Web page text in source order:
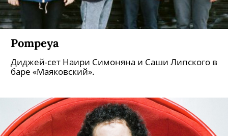
Pompeya
Диджей-сет Наири Симоняна и Саши Липского в
баре «Маяковский».